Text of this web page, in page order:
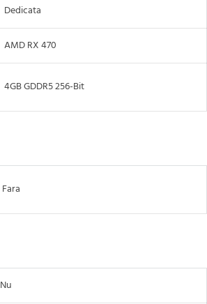
Dedicata
AMD RX 470
4GB GDDR5 256-Bit
Fara
Nu